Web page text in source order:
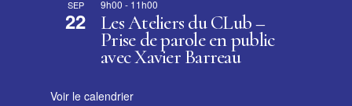
SEP
22
9h00 - 11h00
Les Ateliers du CLub –
Prise de parole en public
avec Xavier Barreau
Voir le calendrier